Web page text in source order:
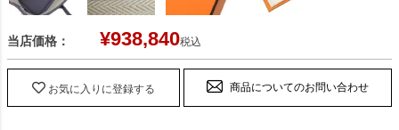
当店価格： ¥938,840税込
お気に入りに登録する 商品についてのお問い合わせ